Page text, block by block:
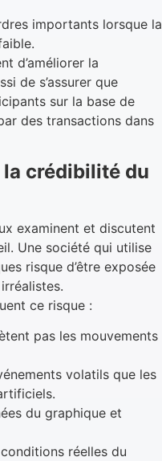
importants lorsque la
d’améliorer la
de s’assurer que
sur la base de
des transactions dans
la crédibilité du
examinent et discutent
Une société qui utilise
risque d’être exposée
ce risque :
pas les mouvements
volatils que les
du graphique et
réelles du